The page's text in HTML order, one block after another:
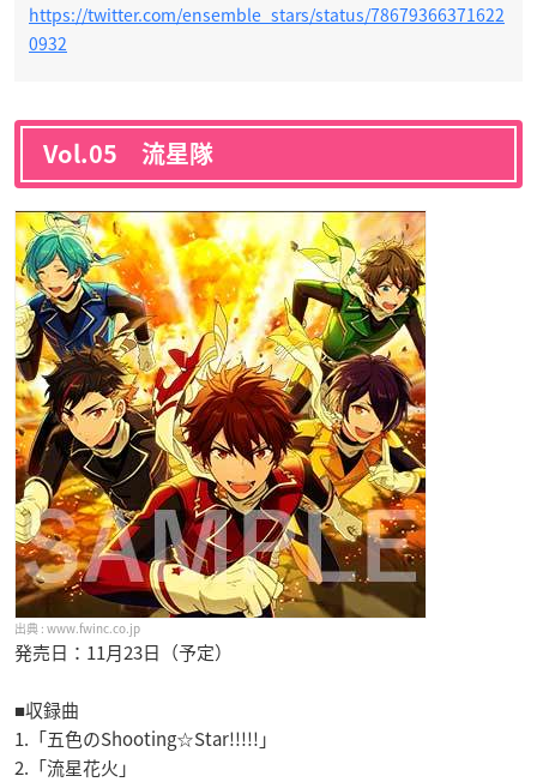
https://twitter.com/ensemble_stars/status/78679366371622
0932
Vol.05 流星隊
www.fwinc.co.jp
発売日：11月23日（予定）
■収録曲
1.「五色のShooting☆Star!!!!!」
2.「流星花火」